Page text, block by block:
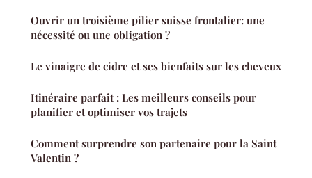
Ouvrir un troisième pilier suisse frontalier: une
nécessité ou une obligation ?
Le vinaigre de cidre et ses bienfaits sur les cheveux
Itinéraire parfait : Les meilleurs conseils pour
planifier et optimiser vos trajets
Comment surprendre son partenaire pour la Saint
Valentin ?